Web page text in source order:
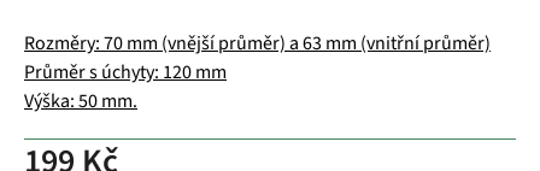
199 Kč
Rozměry: 70 mm (vnější průměr) a 63 mm (vnitřní průměr)
Průměr s úchyty: 120 mm
Výška: 50 mm.